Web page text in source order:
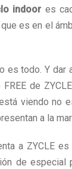
indoor es
es en el
es todo. Y dar
de
viendo no
a la
a ZYCLE
de